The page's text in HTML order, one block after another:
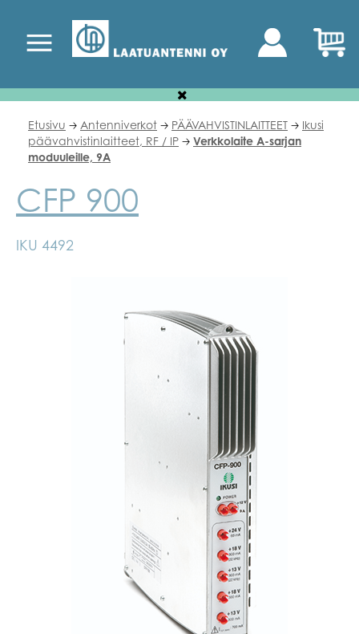
Etusivu 🡢 Antenniverkot 🡢 PÄÄVAHVISTINLAITTEET 🡢 Ikusi
päävahvistinlaitteet, RF / IP 🡢 Verkkolaite A-sarjan
moduuleille, 9A
CFP 900
IKU 4492